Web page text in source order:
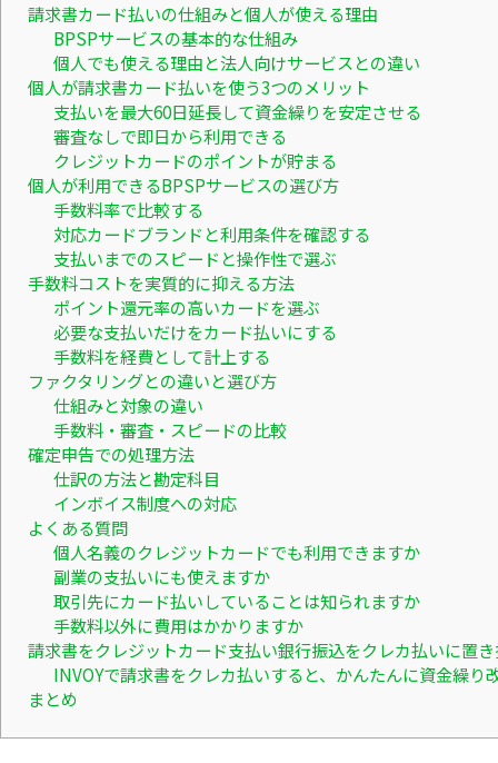
請求書カード払いの仕組みと個人が使える理由
BPSPサービスの基本的な仕組み
個人でも使える理由と法人向けサービスとの違い
個人が請求書カード払いを使う3つのメリット
支払いを最大60日延長して資金繰りを安定させる
審査なしで即日から利用できる
クレジットカードのポイントが貯まる
個人が利用できるBPSPサービスの選び方
手数料率で比較する
対応カードブランドと利用条件を確認する
支払いまでのスピードと操作性で選ぶ
手数料コストを実質的に抑える方法
ポイント還元率の高いカードを選ぶ
必要な支払いだけをカード払いにする
手数料を経費として計上する
ファクタリングとの違いと選び方
仕組みと対象の違い
手数料・審査・スピードの比較
確定申告での処理方法
仕訳の方法と勘定科目
インボイス制度への対応
よくある質問
個人名義のクレジットカードでも利用できますか
副業の支払いにも使えますか
取引先にカード払いしていることは知られますか
手数料以外に費用はかかりますか
請求書をクレジットカード支払い銀行振込をクレカ払いに置
INVOYで請求書をクレカ払いすると、かんたんに資金繰り
まとめ